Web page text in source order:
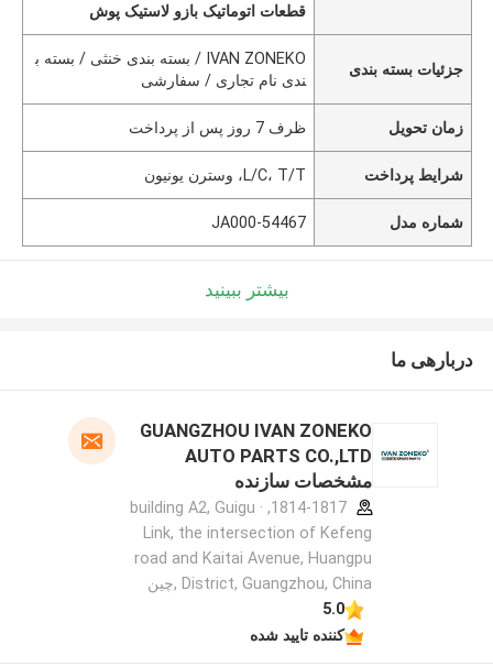
قطعات اتوماتیک بازو لاستیک پوش
جزئیات بسته بندی
IVAN ZONEKO / بسته بندی خنثی / بسته ب
ندی نام تجاری / سفارشی
زمان تحویل ظرف 7 روز پس از پرداخت
شرایط پرداخت L/C، T/T، وسترن یونیون
شماره مدل 54467-JA000
بیشتر ببینید
دربارهی ما
GUANGZHOU IVAN ZONEKO
AUTO PARTS CO.,LTD
مشخصات سازنده
1814-1817, building A2, Guigu ·
Link, the intersection of Kefeng
road and Kaitai Avenue, Huangpu
District, Guangzhou, China ,چین
5.0
کننده تایید شده